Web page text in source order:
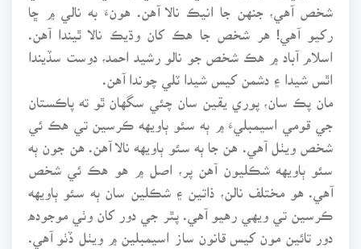
شخص آهي، جنهن جا انيڪ نالا آهن. هونءَ به نالي ۾ ڇا
رکيو آهي! هر شخص جا هڪ کان وڌيڪ نالا ٿيندا آهن.
اسلام آباد ۾ هڪ شخص جو نالو رشيد احمد، دوست سڏيندا
اٿس شيدا ۽ دشمن کيس شيدا ٽلي چوندا آهن.
مان پڪ سان، پوري يقين سان چئي سگهان ٿو ته پاڪستان
جي قومي اسيمبليءَ ۾ ٻه سئو ٻاويهه ڪرسين تي هڪ ئي
شخص ويٺل آهي. هن جا ٻه سئو ٻاويهه نالا آهن. هن جون ٻه
سئو ٻاويهه شڪليون آهن پر، اصل ۾ هو هڪ ئي شخص
آهي. هو مختلف نالن، ذاتين ۽ شڪلين سان ٻه سئو ٻاويهه
ڪرسين تي ويهي رهيو آهي. پٿر جي دور کان وٺي موجوده
دور تائين مون کيس قانون ساز اسيمبلين ۾ ويٺل ڏٺو آهي.